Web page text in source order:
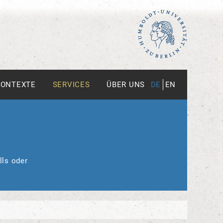
SERVICES ÜBER UNS DE EN
oder